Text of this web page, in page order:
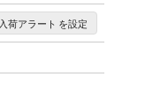
入荷アラート を設定